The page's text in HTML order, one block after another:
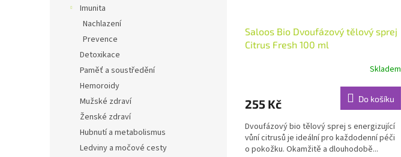
Imunita
Nachlazení
Prevence
Detoxikace
Paměť a soustředění
Hemoroidy
Mužské zdraví
Ženské zdraví
Hubnutí a metabolismus
Ledviny a močové cesty
Saloos Bio Dvoufázový tělový sprej
Citrus Fresh 100 ml
Skladem
255 Kč Do košíku
Dvoufázový bio tělový sprej s energizující
vůní citrusů je ideální pro každodenní péči
o pokožku. Okamžitě a dlouhodobě...